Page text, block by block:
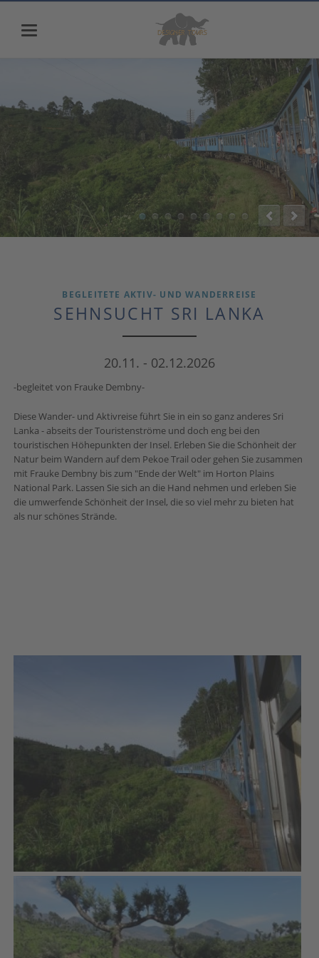
BEGLEITETE AKTIV- UND WANDERREISE
SEHNSUCHT SRI LANKA
20.11. - 02.12.2026
-begleitet von Frauke Dembny-
Diese Wander- und Aktivreise führt Sie in ein so ganz anderes Sri
Lanka - abseits der Touristenströme und doch eng bei den
touristischen Höhepunkten der Insel. Erleben Sie die Schönheit der
Natur beim Wandern auf dem Pekoe Trail oder gehen Sie zusammen
mit Frauke Dembny bis zum "Ende der Welt" im Horton Plains
National Park. Lassen Sie sich an die Hand nehmen und erleben Sie
die umwerfende Schönheit der Insel, die so viel mehr zu bieten hat
als nur schönes Strände.